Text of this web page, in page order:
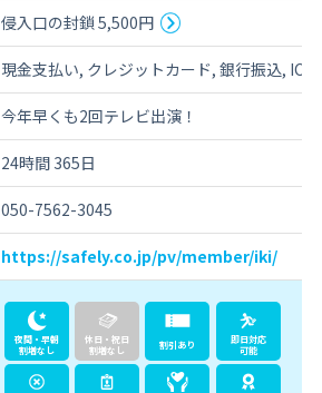
侵入口の封鎖 5,500円
現金支払い, クレジットカード, 銀行振込, IC
今年早くも2回テレビ出演！
24時間 365日
050-7562-3045
https://safely.co.jp/pv/member/iki/
夜間・早朝
割増なし
休日・祝日
割増なし
割引あり
即日対応
可能